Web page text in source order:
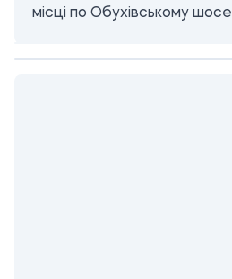
місці по Обухівському шосе